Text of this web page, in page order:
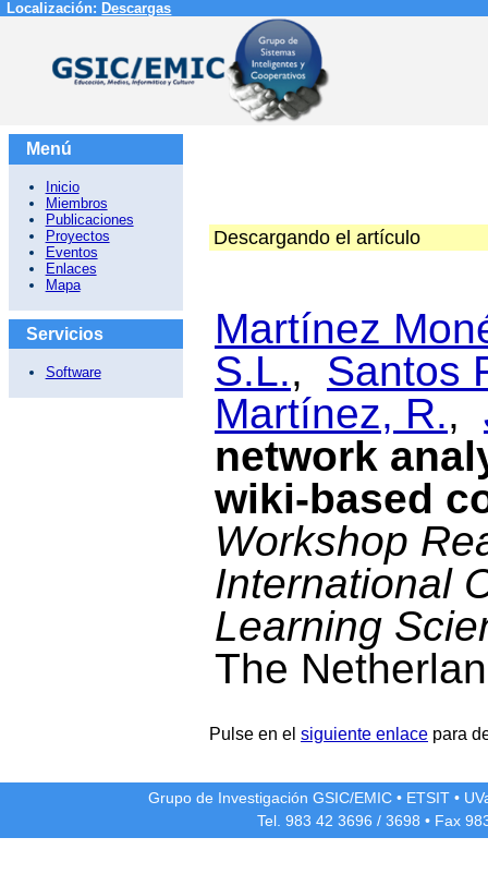
Localización: Descargas
Menú
Inicio
Miembros
Publicaciones
Proyectos
Eventos
Enlaces
Mapa
Servicios
Software
Descargando el artículo
Martínez
S.L., Santos
Martínez, R.,
network
wiki-based
Workshop
International
Learning
The
Pulse en el siguiente enlace para
Grupo de Investigación GSIC/EMIC • ETSIT •
Tel. 983 42 3696 / 3698 • Fax